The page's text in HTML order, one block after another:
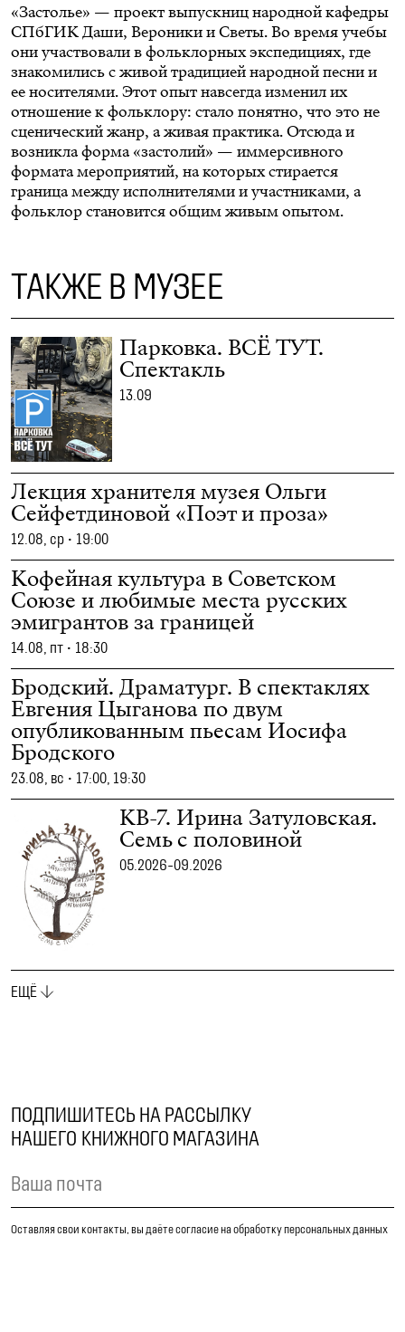
«Застолье» — проект выпускниц народной кафедры
СПбГИК Даши, Вероники и Светы. Во время учебы
они участвовали в фольклорных экспедициях, где
знакомились с живой традицией народной песни и
ее носителями. Этот опыт навсегда изменил их
отношение к фольклору: стало понятно, что это не
сценический жанр, а живая практика. Отсюда и
возникла форма «застолий» — иммерсивного
формата мероприятий, на которых стирается
граница между исполнителями и участниками, а
фольклор становится общим живым опытом.
ТАКЖЕ В МУЗЕЕ
Парковка. ВСЁ ТУТ.
Спектакль
13.09
Лекция хранителя музея Ольги
Сейфетдиновой «Поэт и проза»
12.08, ср • 19:00
Кофейная культура в Советском
Союзе и любимые места русских
эмигрантов за границей
14.08, пт • 18:30
Бродский. Драматург. В спектаклях
Евгения Цыганова по двум
опубликованным пьесам Иосифа
Бродского
23.08, вс • 17:00, 19:30
КВ-7. Ирина Затуловская.
Семь с половиной
05.2026-09.2026
ЕЩЁ
ПОДПИШИТЕСЬ НА РАССЫЛКУ
НАШЕГО КНИЖНОГО МАГАЗИНА
Оставляя свои контакты, вы даёте согласие на обработку персональных данных